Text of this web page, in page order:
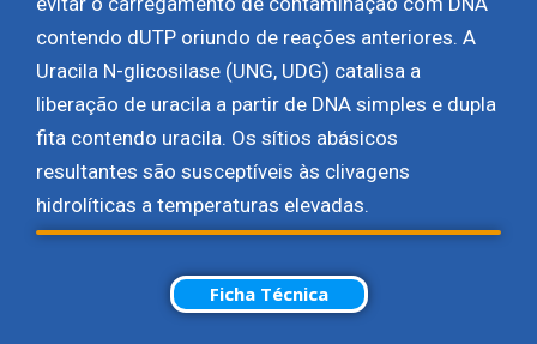
contendo dUTP oriundo de reações anteriores. A
Uracila N-glicosilase (UNG, UDG) catalisa a
liberação de uracila a partir de DNA simples e dupla
fita contendo uracila. Os sítios abásicos
resultantes são susceptíveis às clivagens
hidrolíticas a temperaturas elevadas.
Ficha Técnica